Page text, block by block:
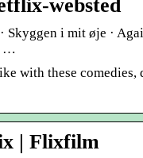
websted
i mit øje ·
…
with these comedies,
| Flixfilm